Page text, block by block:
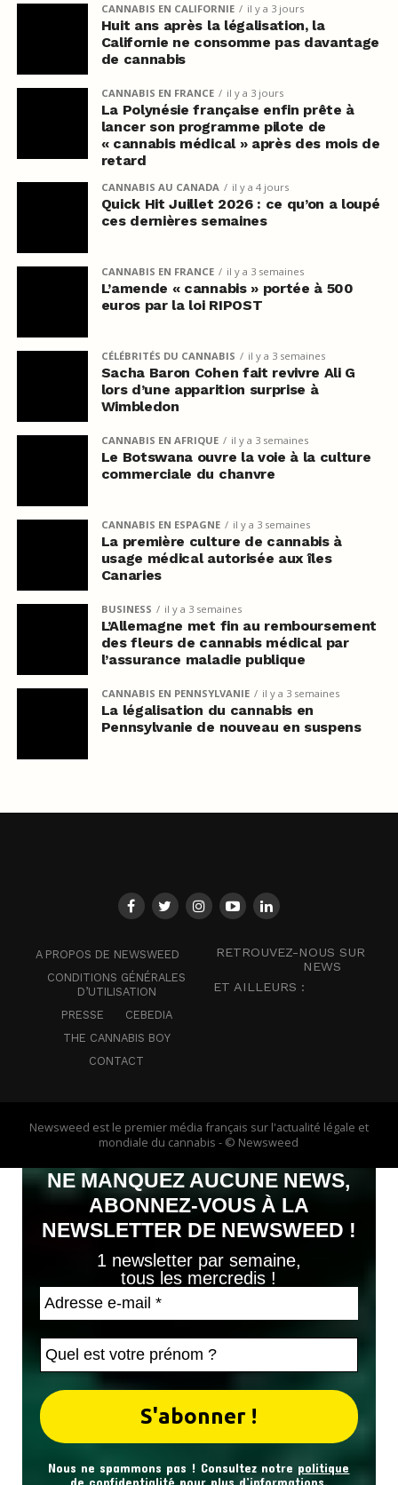
CANNABIS EN CALIFORNIE il y a 3 jours
Huit ans après la légalisation, la
Californie ne consomme pas davantage
de cannabis
CANNABIS EN FRANCE il y a 3 jours
La Polynésie française enfin prête à
lancer son programme pilote de
« cannabis médical » après des mois de
retard
CANNABIS AU CANADA il y a 4 jours
Quick Hit Juillet 2026 : ce qu’on a loupé
ces dernières semaines
CANNABIS EN FRANCE il y a 3 semaines
L’amende « cannabis » portée à 500
euros par la loi RIPOST
CÉLÉBRITÉS DU CANNABIS il y a 3 semaines
Sacha Baron Cohen fait revivre Ali G
lors d’une apparition surprise à
Wimbledon
CANNABIS EN AFRIQUE il y a 3 semaines
Le Botswana ouvre la voie à la culture
commerciale du chanvre
CANNABIS EN ESPAGNE il y a 3 semaines
La première culture de cannabis à
usage médical autorisée aux îles
Canaries
BUSINESS il y a 3 semaines
L’Allemagne met fin au remboursement
des fleurs de cannabis médical par
l’assurance maladie publique
CANNABIS EN PENNSYLVANIE il y a 3 semaines
La légalisation du cannabis en
Pennsylvanie de nouveau en suspens
A PROPOS DE NEWSWEED
CONDITIONS GÉNÉRALES
D’UTILISATION
PRESSE
CEBEDIA
THE CANNABIS BOY
CONTACT
RETROUVEZ-NOUS SUR
NEWS
ET AILLEURS :
Newsweed est le premier média français sur l'actualité légale et
mondiale du cannabis - © Newsweed
NE MANQUEZ AUCUNE NEWS,
ABONNEZ-VOUS À LA
NEWSLETTER DE NEWSWEED !
1 newsletter par semaine,
tous les mercredis !
Nous ne spammons pas ! Consultez notre politique
de confidentialité pour plus d’informations.